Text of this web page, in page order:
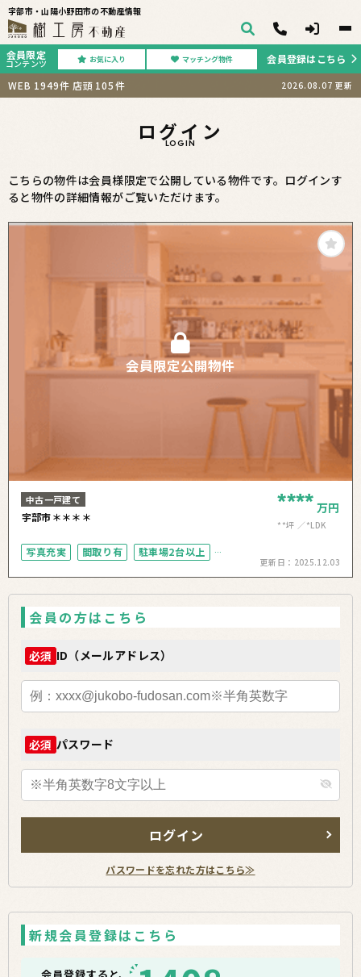
宇部市・山陽小野田市の不動産情報
会員限定
コンテンツ お気に入り マッチング物件
会員登録はこちら
WEB 1949件 店頭 105件 2026.08.07 更新
ログイン
LOGIN
こちらの物件は会員様限定で公開している物件です。ログインす
ると物件の詳細情報がご覧いただけます。
会員限定公開物件
中古一戸建て
宇部市＊＊＊＊ **** 万円
**坪 *LDK
写真充実 間取り有
駐車場2台以上
更新日： 2025.12.03
会員の方はこちら
必須 ID（メールアドレス）
必須 パスワード
ログイン
パスワードを忘れた方はこちら≫
新規会員登録はこちら
会員登録すると、